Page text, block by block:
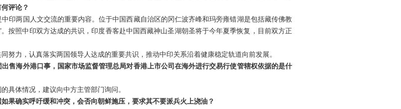
评论？
印两国人文交流的重要内容。位于中国西藏自治区的冈仁波齐峰和玛旁雍错湖是包括藏传佛教
按照中印双方达成的共识，印度香客赴中国西藏神山圣湖朝圣将于今年夏季恢复，目前双方正
努力，认真落实两国领导人达成的重要共识，推动中印关系沿着健康稳定轨道向前发展。
售海外港口事，国家市场监督管理总局对香港上市公司在海外进行交易行使管辖权依据的是什
具体情况，建议向中方主管部门询问。
果确实呼吁缓和冲突，会否向朝鲜施压，要求其不要派兵火上浇油？